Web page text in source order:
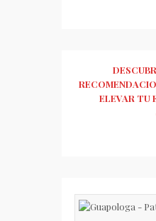
ELEVAR TU